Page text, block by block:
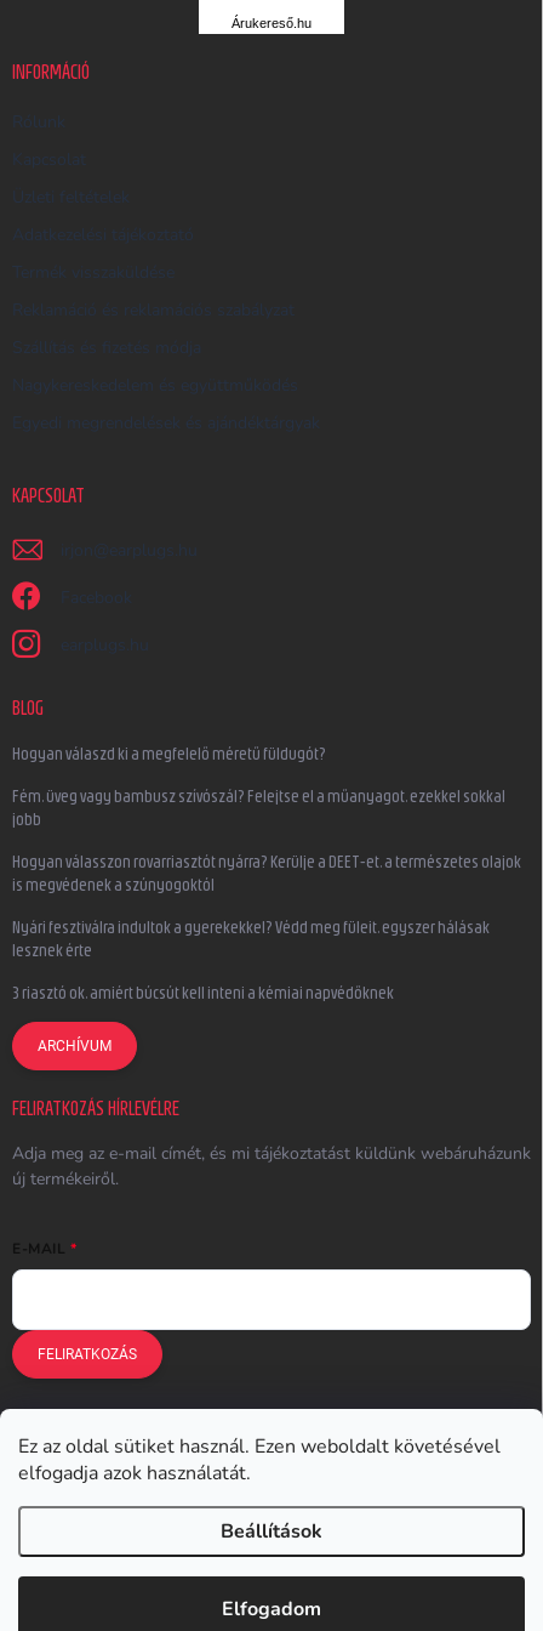
Ez az oldal sütiket használ. Ezen weboldalt követésével
elfogadja azok használatát.
Beállítások
Elfogadom
U
Árukereső.hu
INFORMÁCIÓ
Rólunk
Kapcsolat
Üzleti feltételek
Adatkezelési tájékoztató
Termék visszaküldése
Reklamáció és reklamációs szabályzat
Szállítás és fizetés módja
Nagykereskedelem és együttműködés
Egyedi megrendelések és ajándéktárgyak
KAPCSOLAT
irjon @ earplugs.hu
Facebook
earplugs.hu
BLOG
Hogyan válaszd ki a megfelelő méretű füldugót?
Fém, üveg vagy bambusz szívószál? Felejtse el a műanyagot, ezekkel sokkal
jobb
Hogyan válasszon rovarriasztót nyárra? Kerülje a DEET-et, a természetes olajok
is megvédenek a szúnyogoktól
Nyári fesztiválra indultok a gyerekekkel? Védd meg füleit, egyszer hálásak
lesznek érte
3 riasztó ok, amiért búcsút kell inteni a kémiai napvédőknek
ARCHÍVUM
FELIRATKOZÁS HÍRLEVÉLRE
Adja meg az e-mail címét, és mi tájékoztatást küldünk webáruházunk
új termékeiről.
E-MAIL
FELIRATKOZÁS
Earplugs.cz Earplugs.sk
Earplugs.at Earplugs.ro Lunesto.cz
Earplugs.hu . Minden jog fenntartva.